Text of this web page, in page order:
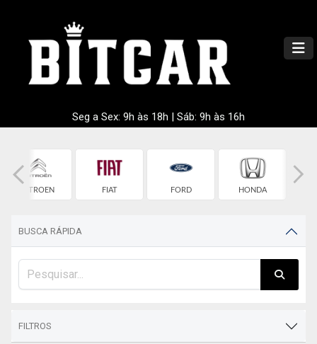
Seg a Sex: 9h às 18h | Sáb: 9h às 16h
CITROEN FIAT FORD HONDA
BUSCA RÁPIDA
FILTROS